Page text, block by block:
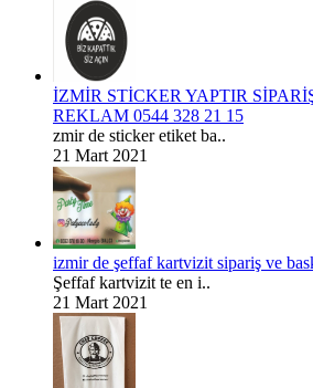
İZMİR STİCKER YAPTIR
REKLAM 0544 328 21 15
zmir de sticker etiket ba..
21 Mart 2021
izmir de şeffaf kartvizit sipariş ve
Şeffaf kartvizit te en i..
21 Mart 2021